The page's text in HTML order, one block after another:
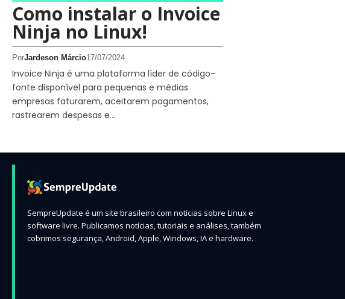
Como instalar o Invoice
Ninja no Linux!
PorJardeson Márcio17/07/2024
Invoice Ninja é uma plataforma líder de código-
fonte disponível para pequenas e médias
empresas faturarem, aceitarem pagamentos,
rastrearem despesas e…
SempreUpdate é um site brasileiro com notícias sobre Linux e
software livre. Publicamos notícias, tutoriais e análises, também
cobrimos segurança, Android, Apple, Windows, IA e hardware.